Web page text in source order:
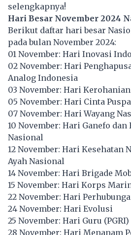
selengkapnya!
Hari Besar November 2024
Berikut daftar hari besar
pada bulan November 2024:
01 November: Hari Inovasi
02 November: Hari
Analog Indonesia
03 November: Hari Kerohanian
05 November: Hari Cinta
07 November: Hari Wayang
10 November: Hari Ganefo
Nasional
12 November: Hari Kesehatan
Ayah Nasional
14 November: Hari Brigade
15 November: Hari Korps
22 November: Hari
24 November: Hari Evolusi
25 November: Hari Guru (PGRI)
28 November: Hari Menanam